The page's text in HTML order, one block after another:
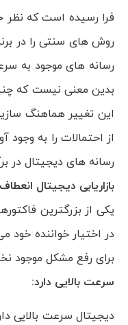
فرا رسیده است که نظر
روش های سنتی را در
رسانه های موجود به
بدین معنی نیست که
این تغییر هماهنگ
از احتمالات را به
رسانه های دیجیتال در
بازاریابی دیجیتال
یکی از بزرگترین
در اختیار خواننده
برای رفع مشکل موجود
سرعت بالایی دارد:
دیجیتال سرعت بالایی